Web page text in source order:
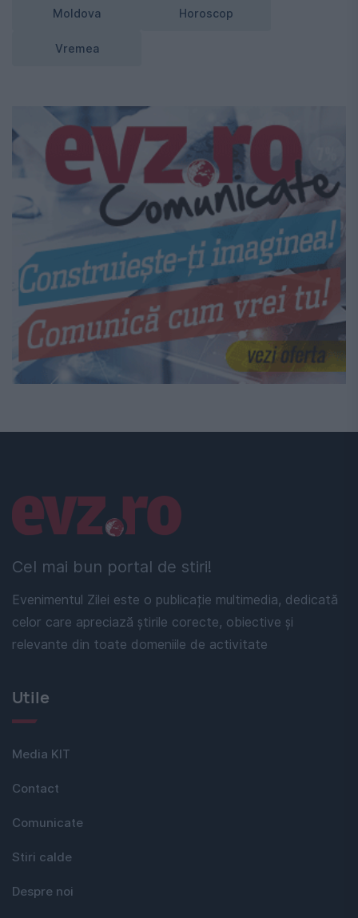
Moldova Horoscop
Vremea
Cel mai bun portal de stiri!
Evenimentul Zilei este o publicație multimedia, dedicată
celor care apreciază știrile corecte, obiective și
relevante din toate domeniile de activitate
Linkuri utile
Utile
Media KIT
Contact
Comunicate
Stiri calde
Despre noi